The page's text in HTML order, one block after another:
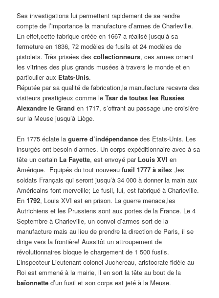
Ses investigations lui permettent rapidement de se rendre
compte de l’importance la manufacture d’armes de Charleville.
En effet,cette fabrique créée en 1667 a réalisé jusqu’à sa
fermeture en 1836, 72 modèles de fusils et 24 modèles de
pistolets. Très prisées descollectionneurs, ces armes ornent
les vitrines des plus grands musées à travers le monde et en
particulier aux Etats-Unis.
Réputée par sa qualité de fabrication,la manufacture recevra des
visiteurs prestigieux comme leTsar de toutes les Russies
Alexandre le Grand en 1717, s’offrant au passage une croisière
sur la Meuse jusqu’à Liège.
En 1775 éclate laguerre d’indépendance des Etats-Unis. Les
insurgés ont besoin d’armes. Un corps expéditionnaire avec à sa
tête un certain La Fayette, est envoyé par Louis XVI en
Amérique. Equipés du tout nouveaufusil 1777 à silex ,les
soldats Français qui seront jusqu’à 34 000 à donner la main aux
Américains font merveille; Le fusil, lui, est fabriqué à Charleville.
En1792, Louis XVI est en prison. La guerre menace,les
Autrichiens et les Prussiens sont aux portes de la France. Le 4
Septembre à Charleville, un convoi d’armes sort de la
manufacture mais au lieu de prendre la direction de Paris, il se
dirige vers la frontière! Aussitôt un attroupement de
révolutionnaires bloque le chargement de 1 500 fusils.
L’inspecteur Lieutenant-colonel Juchereau, aristocrate fidèle au
Roi est emmené à la mairie, il en sort la tête au bout de la
baïonnette d’un fusil et son corps est jeté à la Meuse.